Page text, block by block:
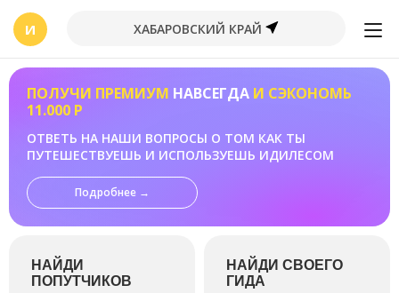
И ХАБАРОВСКИЙ КРАЙ
ПОЛУЧИ ПРЕМИУМ НАВСЕГДА И СЭКОНОМЬ
11.000 Р
ОТВЕТЬ НА НАШИ ВОПРОСЫ О ТОМ КАК ТЫ
ПУТЕШЕСТВУЕШЬ И ИСПОЛЬЗУЕШЬ ИДИЛЕСОМ
Подробнее →
НАЙДИ
ПОПУТЧИКОВ
НАЙДИ СВОЕГО
ГИДА